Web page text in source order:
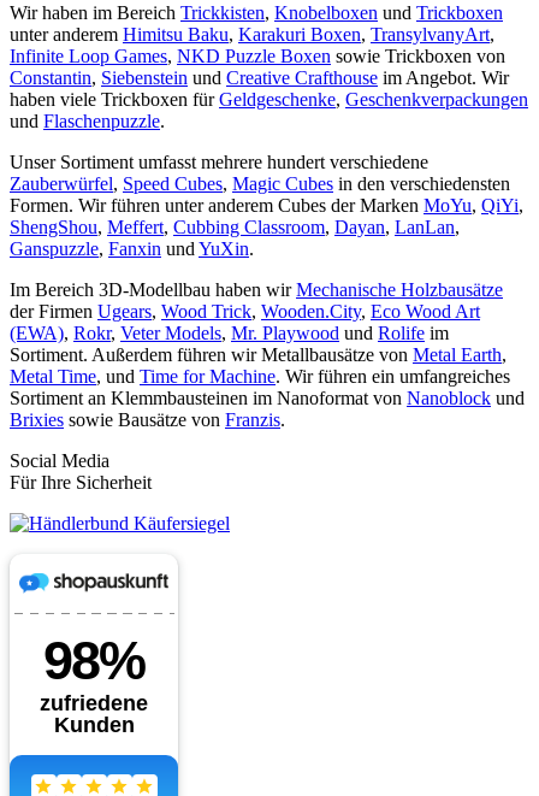
Wir haben im Bereich Trickkisten, Knobelboxen und Trickboxen
unter anderem Himitsu Baku, Karakuri Boxen, TransylvanyArt,
Infinite Loop Games, NKD Puzzle Boxen sowie Trickboxen von
Constantin, Siebenstein und Creative Crafthouse im Angebot. Wir
haben viele Trickboxen fürGeldgeschenke, Geschenkverpackungen
und Flaschenpuzzle.
Unser Sortiment umfasst mehrere hundert verschiedene
Zauberwürfel, Speed Cubes, Magic Cubes in den verschiedensten
Formen. Wir führen unter anderem Cubes der Marken MoYu, QiYi,
ShengShou, Meffert, Cubbing Classroom, Dayan, LanLan,
Ganspuzzle, Fanxin und YuXin.
Im Bereich 3D-Modellbau haben wirMechanische Holzbausätze
der Firmen Ugears, Wood Trick, Wooden.City, Eco Wood Art
(EWA), Rokr, Veter Models, Mr. Playwood und Rolife im
Sortiment. Außerdem führen wir Metallbausätze von Metal Earth,
Metal Time, und Time for Machine. Wir führen ein umfangreiches
Sortiment an Klemmbausteinen im Nanoformat von Nanoblock und
Brixies sowie Bausätze von Franzis.
Social Media
Für Ihre Sicherheit